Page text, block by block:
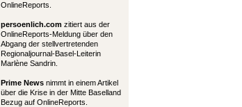
OnlineReports.
persoenlich.com zitiert aus der
OnlineReports-Meldung über den
Abgang der stellvertretenden
Regionaljournal-Basel-Leiterin
Marlène Sandrin.
Prime News nimmt in einem Artikel
über die Krise in der Mitte Baselland
Bezug auf OnlineReports.